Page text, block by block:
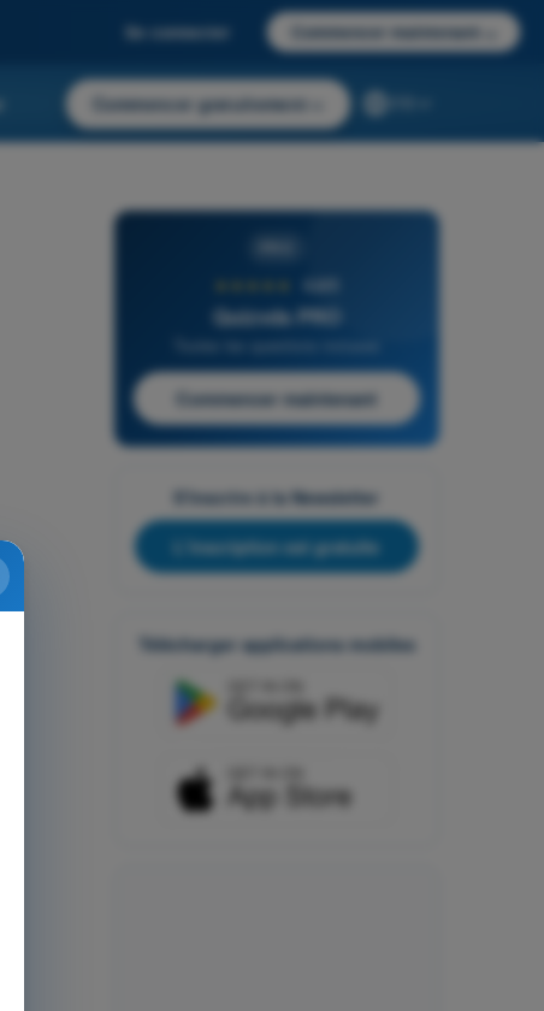
Se connecter Commencer maintenant
Commencer gratuitement
4,6/5
Quizvds PRO
Commencer maintenant
S'inscrire à la Newsletter
L'inscription est gratuite
Télécharger applications mobiles